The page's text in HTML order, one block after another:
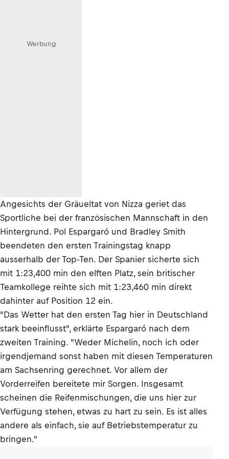
Werbung
Angesichts der Gräueltat von Nizza geriet das
Sportliche bei der französischen Mannschaft in den
Hintergrund. Pol Espargaró und Bradley Smith
beendeten den ersten Trainingstag knapp
ausserhalb der Top-Ten. Der Spanier sicherte sich
mit 1:23,400 min den elften Platz, sein britischer
Teamkollege reihte sich mit 1:23,460 min direkt
dahinter auf Position 12 ein.
"Das Wetter hat den ersten Tag hier in Deutschland
stark beeinflusst", erklärte Espargaró nach dem
zweiten Training. "Weder Michelin, noch ich oder
irgendjemand sonst haben mit diesen Temperaturen
am Sachsenring gerechnet. Vor allem der
Vorderreifen bereitete mir Sorgen. Insgesamt
scheinen die Reifenmischungen, die uns hier zur
Verfügung stehen, etwas zu hart zu sein. Es ist alles
andere als einfach, sie auf Betriebstemperatur zu
bringen."